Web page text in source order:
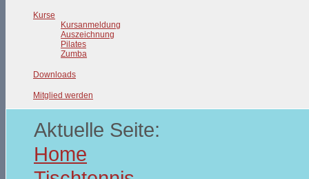
Kurse
Kursanmeldung
Auszeichnung
Pilates
Zumba
Downloads
Mitglied werden
Aktuelle Seite:
Home